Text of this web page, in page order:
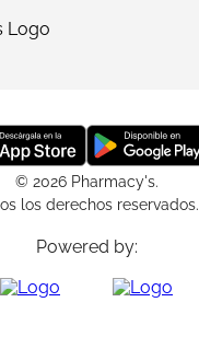
© 2026 Pharmacy's.
los derechos reservados.
Powered by: